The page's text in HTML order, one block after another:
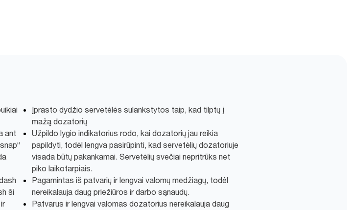
ant
ši
Įprasto dydžio servetėlės sulankstytos taip, kad tilptų į
mažą dozatorių
Užpildo lygio indikatorius rodo, kai dozatorių jau reikia
papildyti, todėl lengva pasirūpinti, kad servetėlių dozatoriuje
visada būtų pakankamai. Servetėlių svečiai nepritrūks net
piko laikotarpiais.
Pagamintas iš patvarių ir lengvai valomų medžiagų, todėl
nereikalauja daug priežiūros ir darbo sąnaudų.
Patvarus ir lengvai valomas dozatorius nereikalauja daug